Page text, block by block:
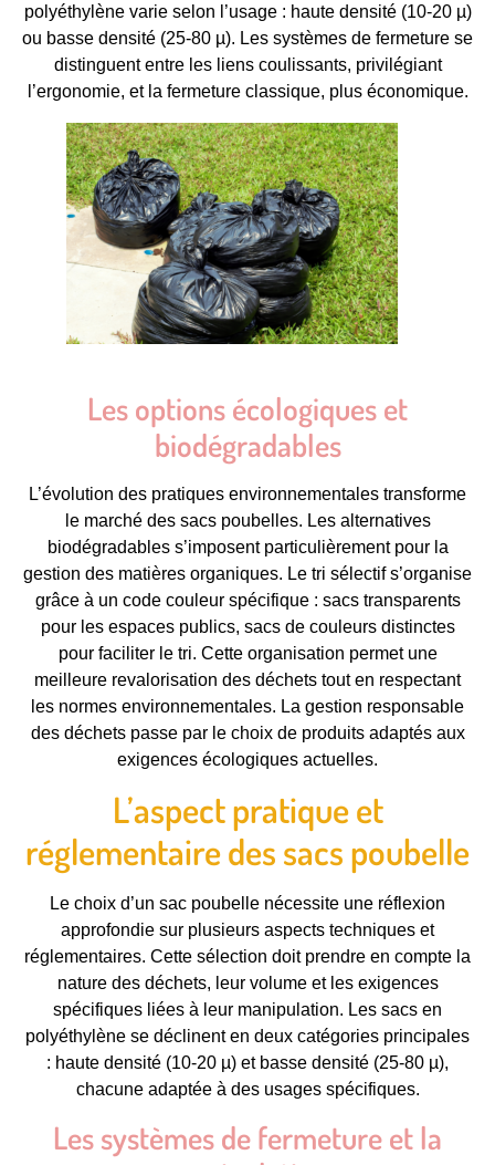
polyéthylène varie selon l’usage : haute densité (10-20 µ)
ou basse densité (25-80 µ). Les systèmes de fermeture se
distinguent entre les liens coulissants, privilégiant
l’ergonomie, et la fermeture classique, plus économique.
Les options écologiques et
biodégradables
L’évolution des pratiques environnementales transforme
le marché des sacs poubelles. Les alternatives
biodégradables s’imposent particulièrement pour la
gestion des matières organiques. Le tri sélectif s’organise
grâce à un code couleur spécifique : sacs transparents
pour les espaces publics, sacs de couleurs distinctes
pour faciliter le tri. Cette organisation permet une
meilleure revalorisation des déchets tout en respectant
les normes environnementales. La gestion responsable
des déchets passe par le choix de produits adaptés aux
exigences écologiques actuelles.
L’aspect pratique et
réglementaire des sacs poubelle
Le choix d’un sac poubelle nécessite une réflexion
approfondie sur plusieurs aspects techniques et
réglementaires. Cette sélection doit prendre en compte la
nature des déchets, leur volume et les exigences
spécifiques liées à leur manipulation. Les sacs en
polyéthylène se déclinent en deux catégories principales
: haute densité (10-20 µ) et basse densité (25-80 µ),
chacune adaptée à des usages spécifiques.
Les systèmes de fermeture et la